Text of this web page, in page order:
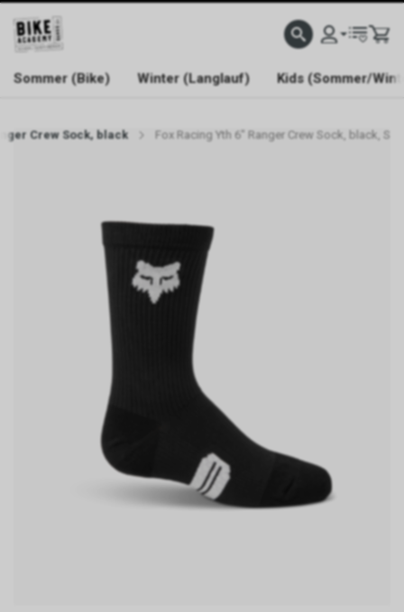
WELCOME TO BIKE ACADEMY
Sommer (Bike) Winter (Langlauf) Kids (Sommer/
Crew Sock, black Fox Racing Yth 6" Ranger Crew Sock, black, S